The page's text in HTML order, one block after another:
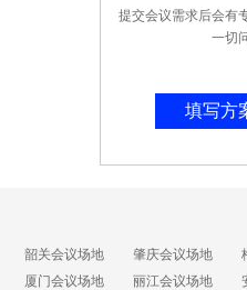
提交会议需求后会有
一切
填写方
韶关会议场地 肇庆会议场地
厦门会议场地 丽江会议场地